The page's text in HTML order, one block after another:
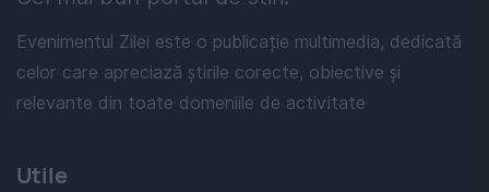
Evenimentul Zilei este o publicație multimedia, dedicată
celor care apreciază știrile corecte, obiective și
relevante din toate domeniile de activitate
Utile